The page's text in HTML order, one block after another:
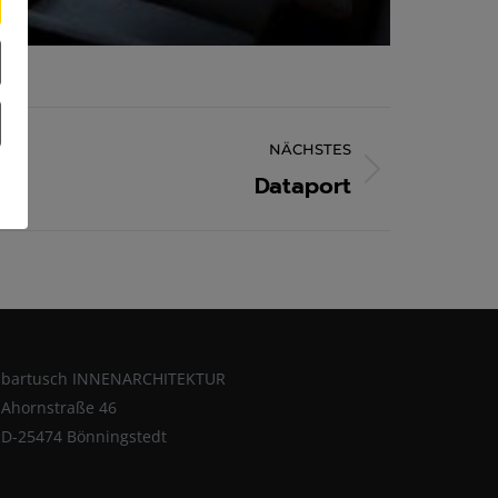
NÄCHSTES
Dataport
bartusch INNENARCHITEKTUR
Ahornstraße 46
D-25474 Bönningstedt